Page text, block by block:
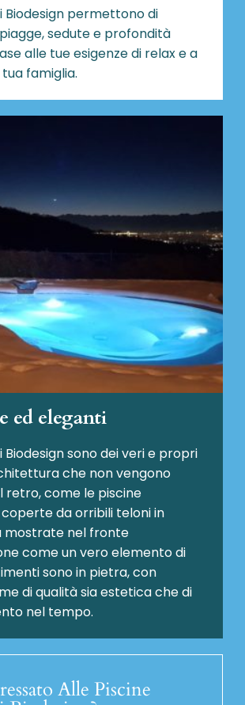
Biodesign permettono di
sedute e profondità
alle tue esigenze di relax e a
famiglia.
ed eleganti
Biodesign sono dei veri e propri
che non vengono
retro, come le piscine
da orribili teloni in
mostrate nel fronte
come un vero elemento di
sono in pietra, con
di qualità sia estetica che di
nel tempo.
Alle Piscine